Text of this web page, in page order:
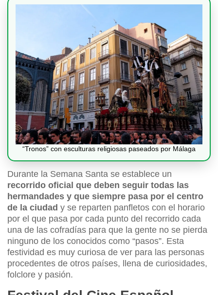
“Tronos” con esculturas religiosas paseados por Málaga
Durante la Semana Santa se establece un
recorrido oficial que deben seguir todas las
hermandades y que siempre pasa por el centro
de la ciudad y se reparten panfletos con el horario
por el que pasa por cada punto del recorrido cada
una de las cofradías para que la gente no se pierda
ninguno de los conocidos como “pasos”. Esta
festividad es muy curiosa de ver para las personas
procedentes de otros países, llena de curiosidades,
folclore y pasión.